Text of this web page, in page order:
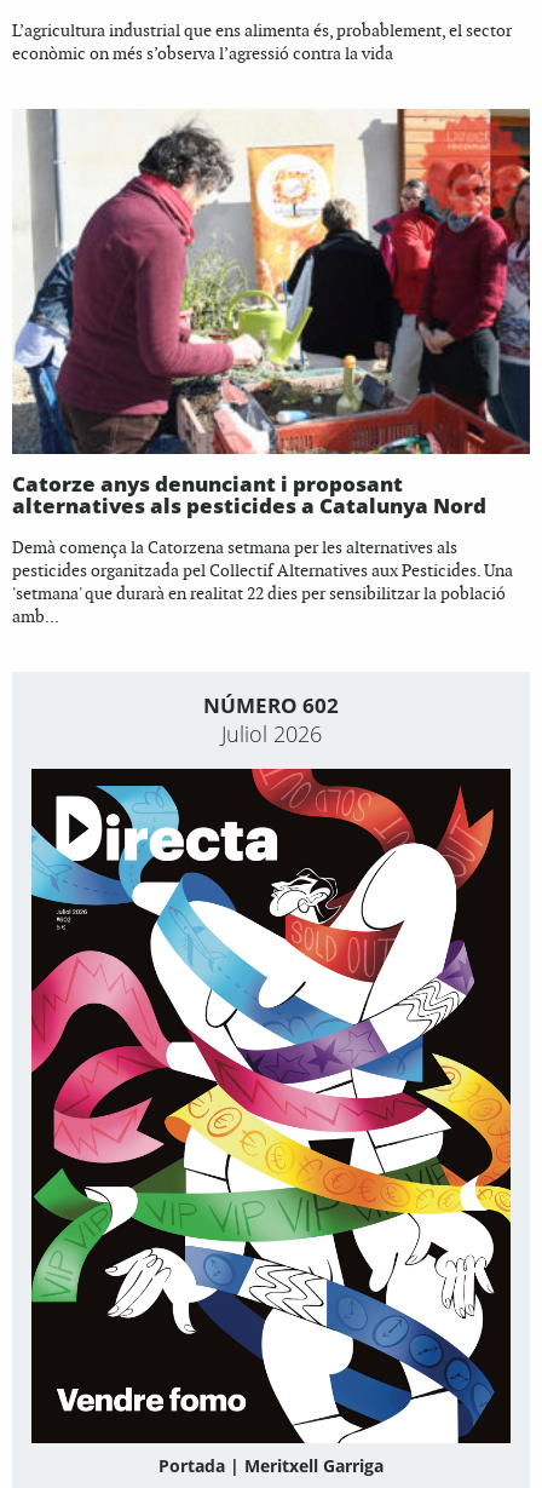
L’agricultura industrial que ens alimenta és, probablement, el sector
econòmic on més s’observa l’agressió contra la vida
Catorze anys denunciant i proposant
alternatives als pesticides a Catalunya Nord
Demà comença la Catorzena setmana per les alternatives als
pesticides organitzada pel Collectif Alternatives aux Pesticides. Una
'setmana' que durarà en realitat 22 dies per sensibilitzar la població
amb...
NÚMERO 602
Juliol 2026
Portada | Meritxell Garriga